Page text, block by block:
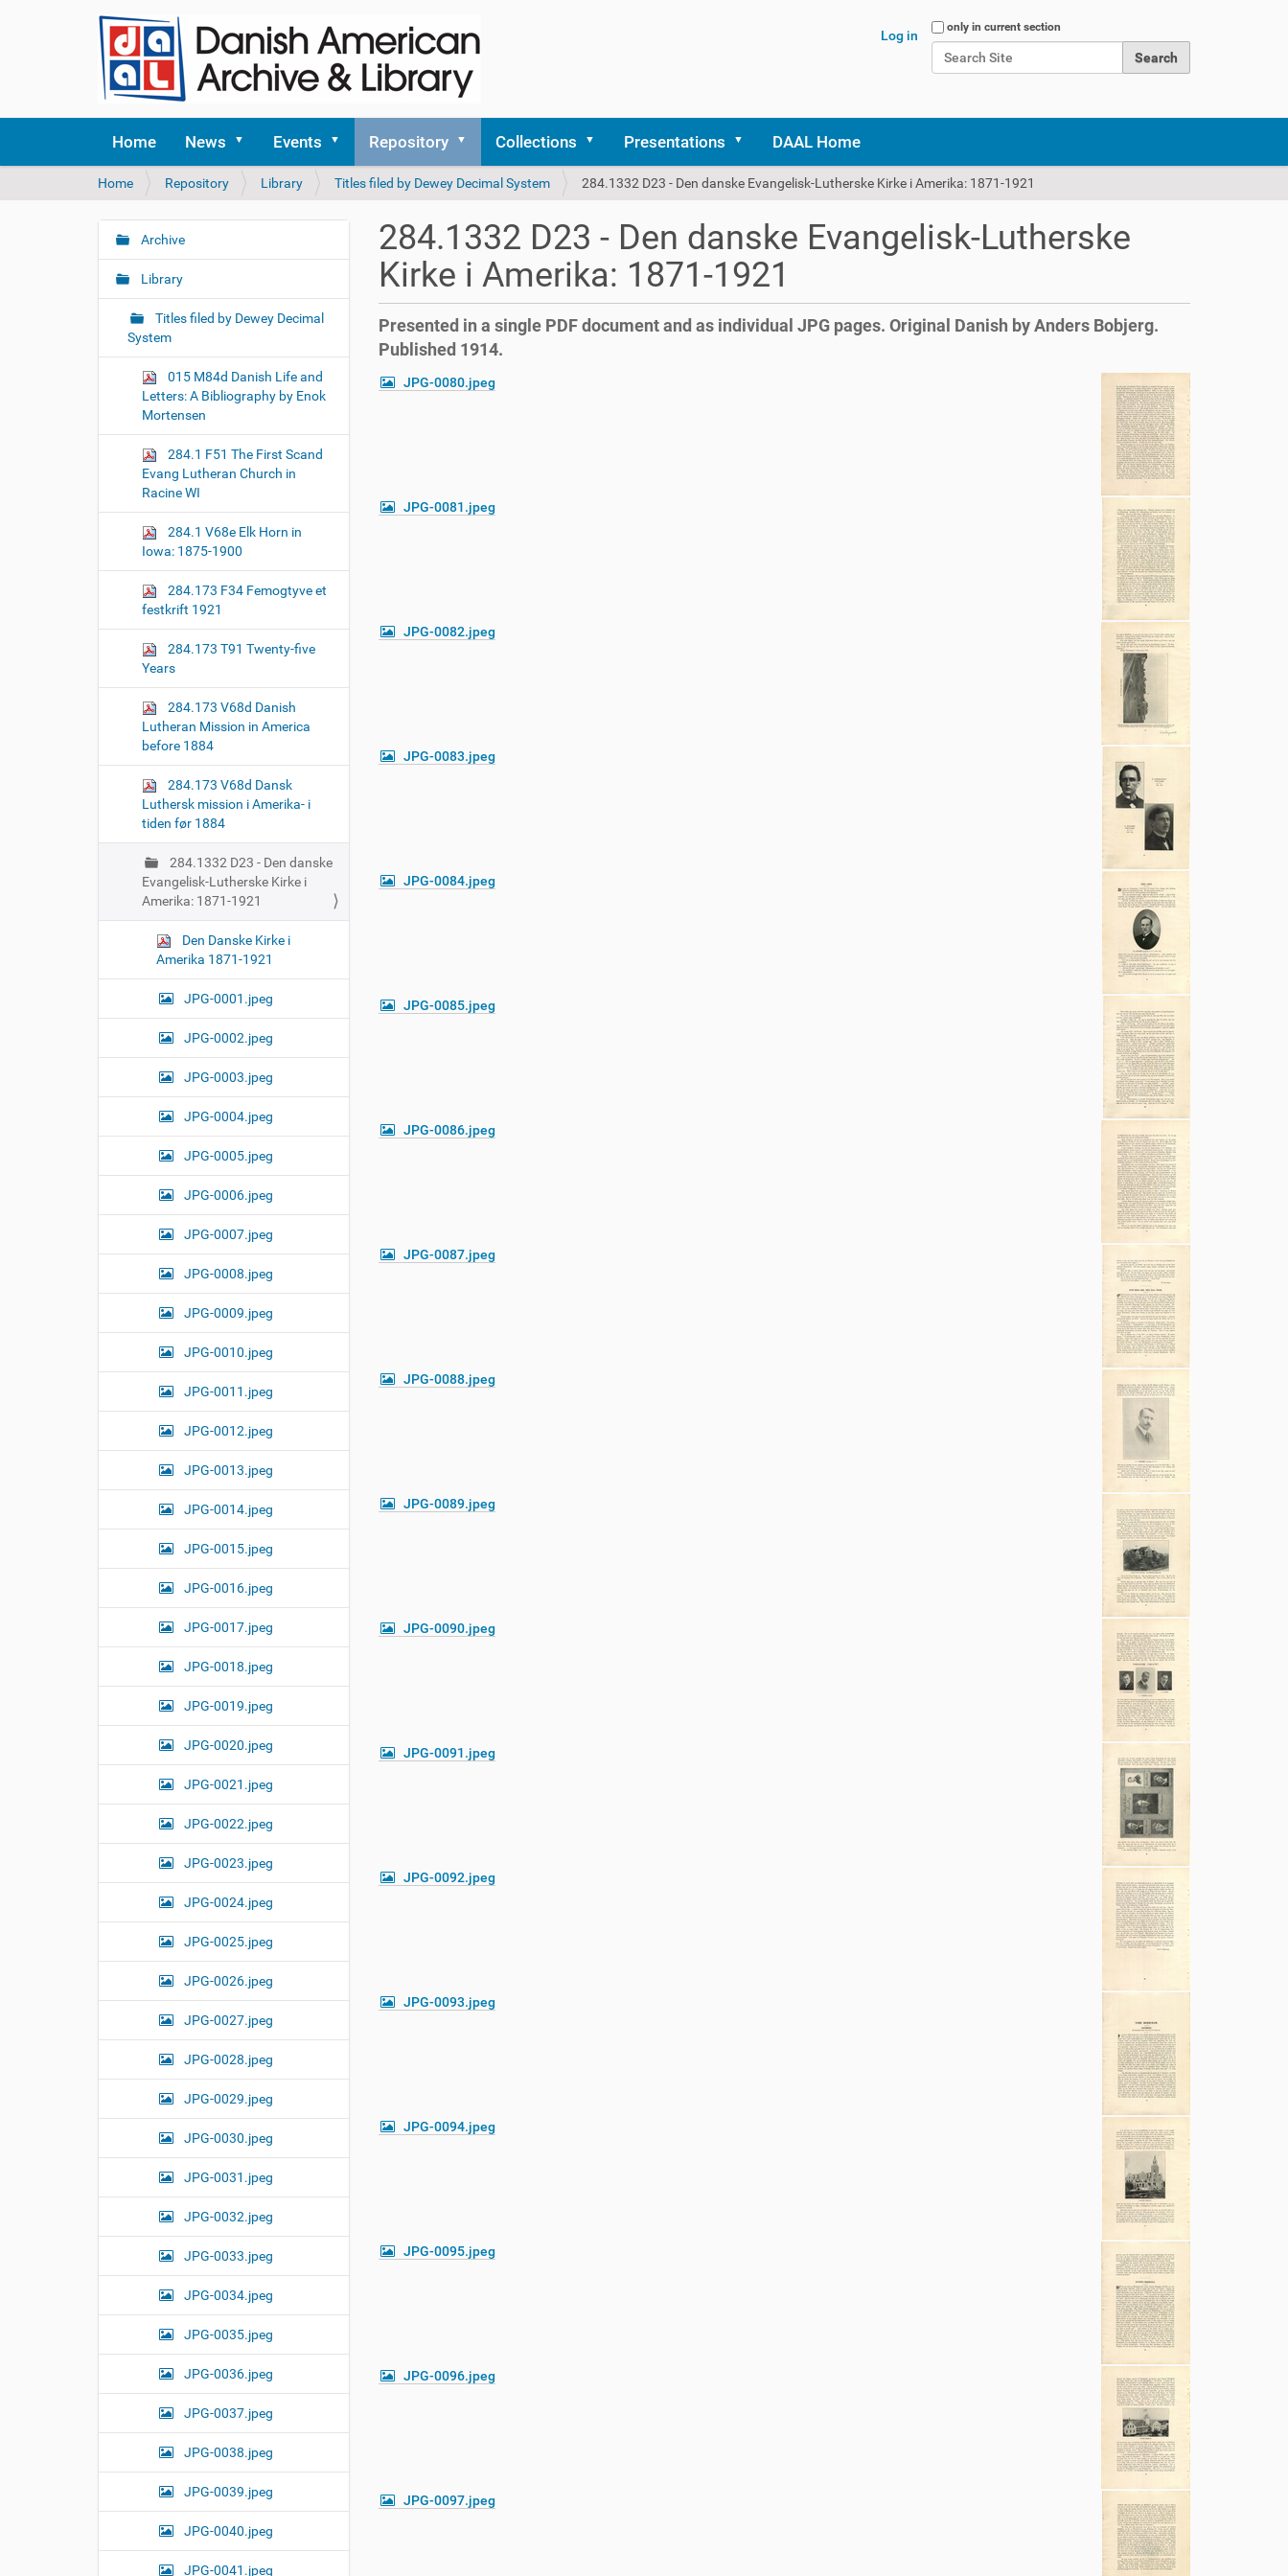
Search Site
only in current section
Log in
Home News Events Repository Collections Presentations DAAL Home
Y
u
r
h
e
Home Repository Library Titles filed by Dewey Decimal System 284.1332 D23 - Den danske Evangelisk-Lutherske Kirke i Amerika: 1871-1921
284.1332 D23 - Den danske Evangelisk-Lutherske
Kirke i Amerika: 1871-1921
Presented in a single PDF document and as individual JPG pages. Original Danish by Anders Bobjerg.
Published 1914.
JPG-0080.jpeg
JPG-0081.jpeg
JPG-0082.jpeg
JPG-0083.jpeg
JPG-0084.jpeg
JPG-0085.jpeg
JPG-0086.jpeg
JPG-0087.jpeg
JPG-0088.jpeg
JPG-0089.jpeg
JPG-0090.jpeg
JPG-0091.jpeg
JPG-0092.jpeg
JPG-0093.jpeg
JPG-0094.jpeg
JPG-0095.jpeg
JPG-0096.jpeg
JPG-0097.jpeg
N
a
o
Archive
Library
Titles filed by Dewey Decimal
System
015 M84d Danish Life and
Letters: A Bibliography by Enok
Mortensen
284.1 F51 The First Scand
Evang Lutheran Church in
Racine WI
284.1 V68e Elk Horn in
Iowa: 1875-1900
284.173 F34 Femogtyve et
festkrift 1921
284.173 T91 Twenty-five
Years
284.173 V68d Danish
Lutheran Mission in America
before 1884
284.173 V68d Dansk
Luthersk mission i Amerika- i
tiden før 1884
284.1332 D23 - Den danske
Evangelisk-Lutherske Kirke i
Amerika: 1871-1921
Den Danske Kirke i
Amerika 1871-1921
JPG-0001.jpeg
JPG-0002.jpeg
JPG-0003.jpeg
JPG-0004.jpeg
JPG-0005.jpeg
JPG-0006.jpeg
JPG-0007.jpeg
JPG-0008.jpeg
JPG-0009.jpeg
JPG-0010.jpeg
JPG-0011.jpeg
JPG-0012.jpeg
JPG-0013.jpeg
JPG-0014.jpeg
JPG-0015.jpeg
JPG-0016.jpeg
JPG-0017.jpeg
JPG-0018.jpeg
JPG-0019.jpeg
JPG-0020.jpeg
JPG-0021.jpeg
JPG-0022.jpeg
JPG-0023.jpeg
JPG-0024.jpeg
JPG-0025.jpeg
JPG-0026.jpeg
JPG-0027.jpeg
JPG-0028.jpeg
JPG-0029.jpeg
JPG-0030.jpeg
JPG-0031.jpeg
JPG-0032.jpeg
JPG-0033.jpeg
JPG-0034.jpeg
JPG-0035.jpeg
JPG-0036.jpeg
JPG-0037.jpeg
JPG-0038.jpeg
JPG-0039.jpeg
JPG-0040.jpeg
JPG-0041.jpeg